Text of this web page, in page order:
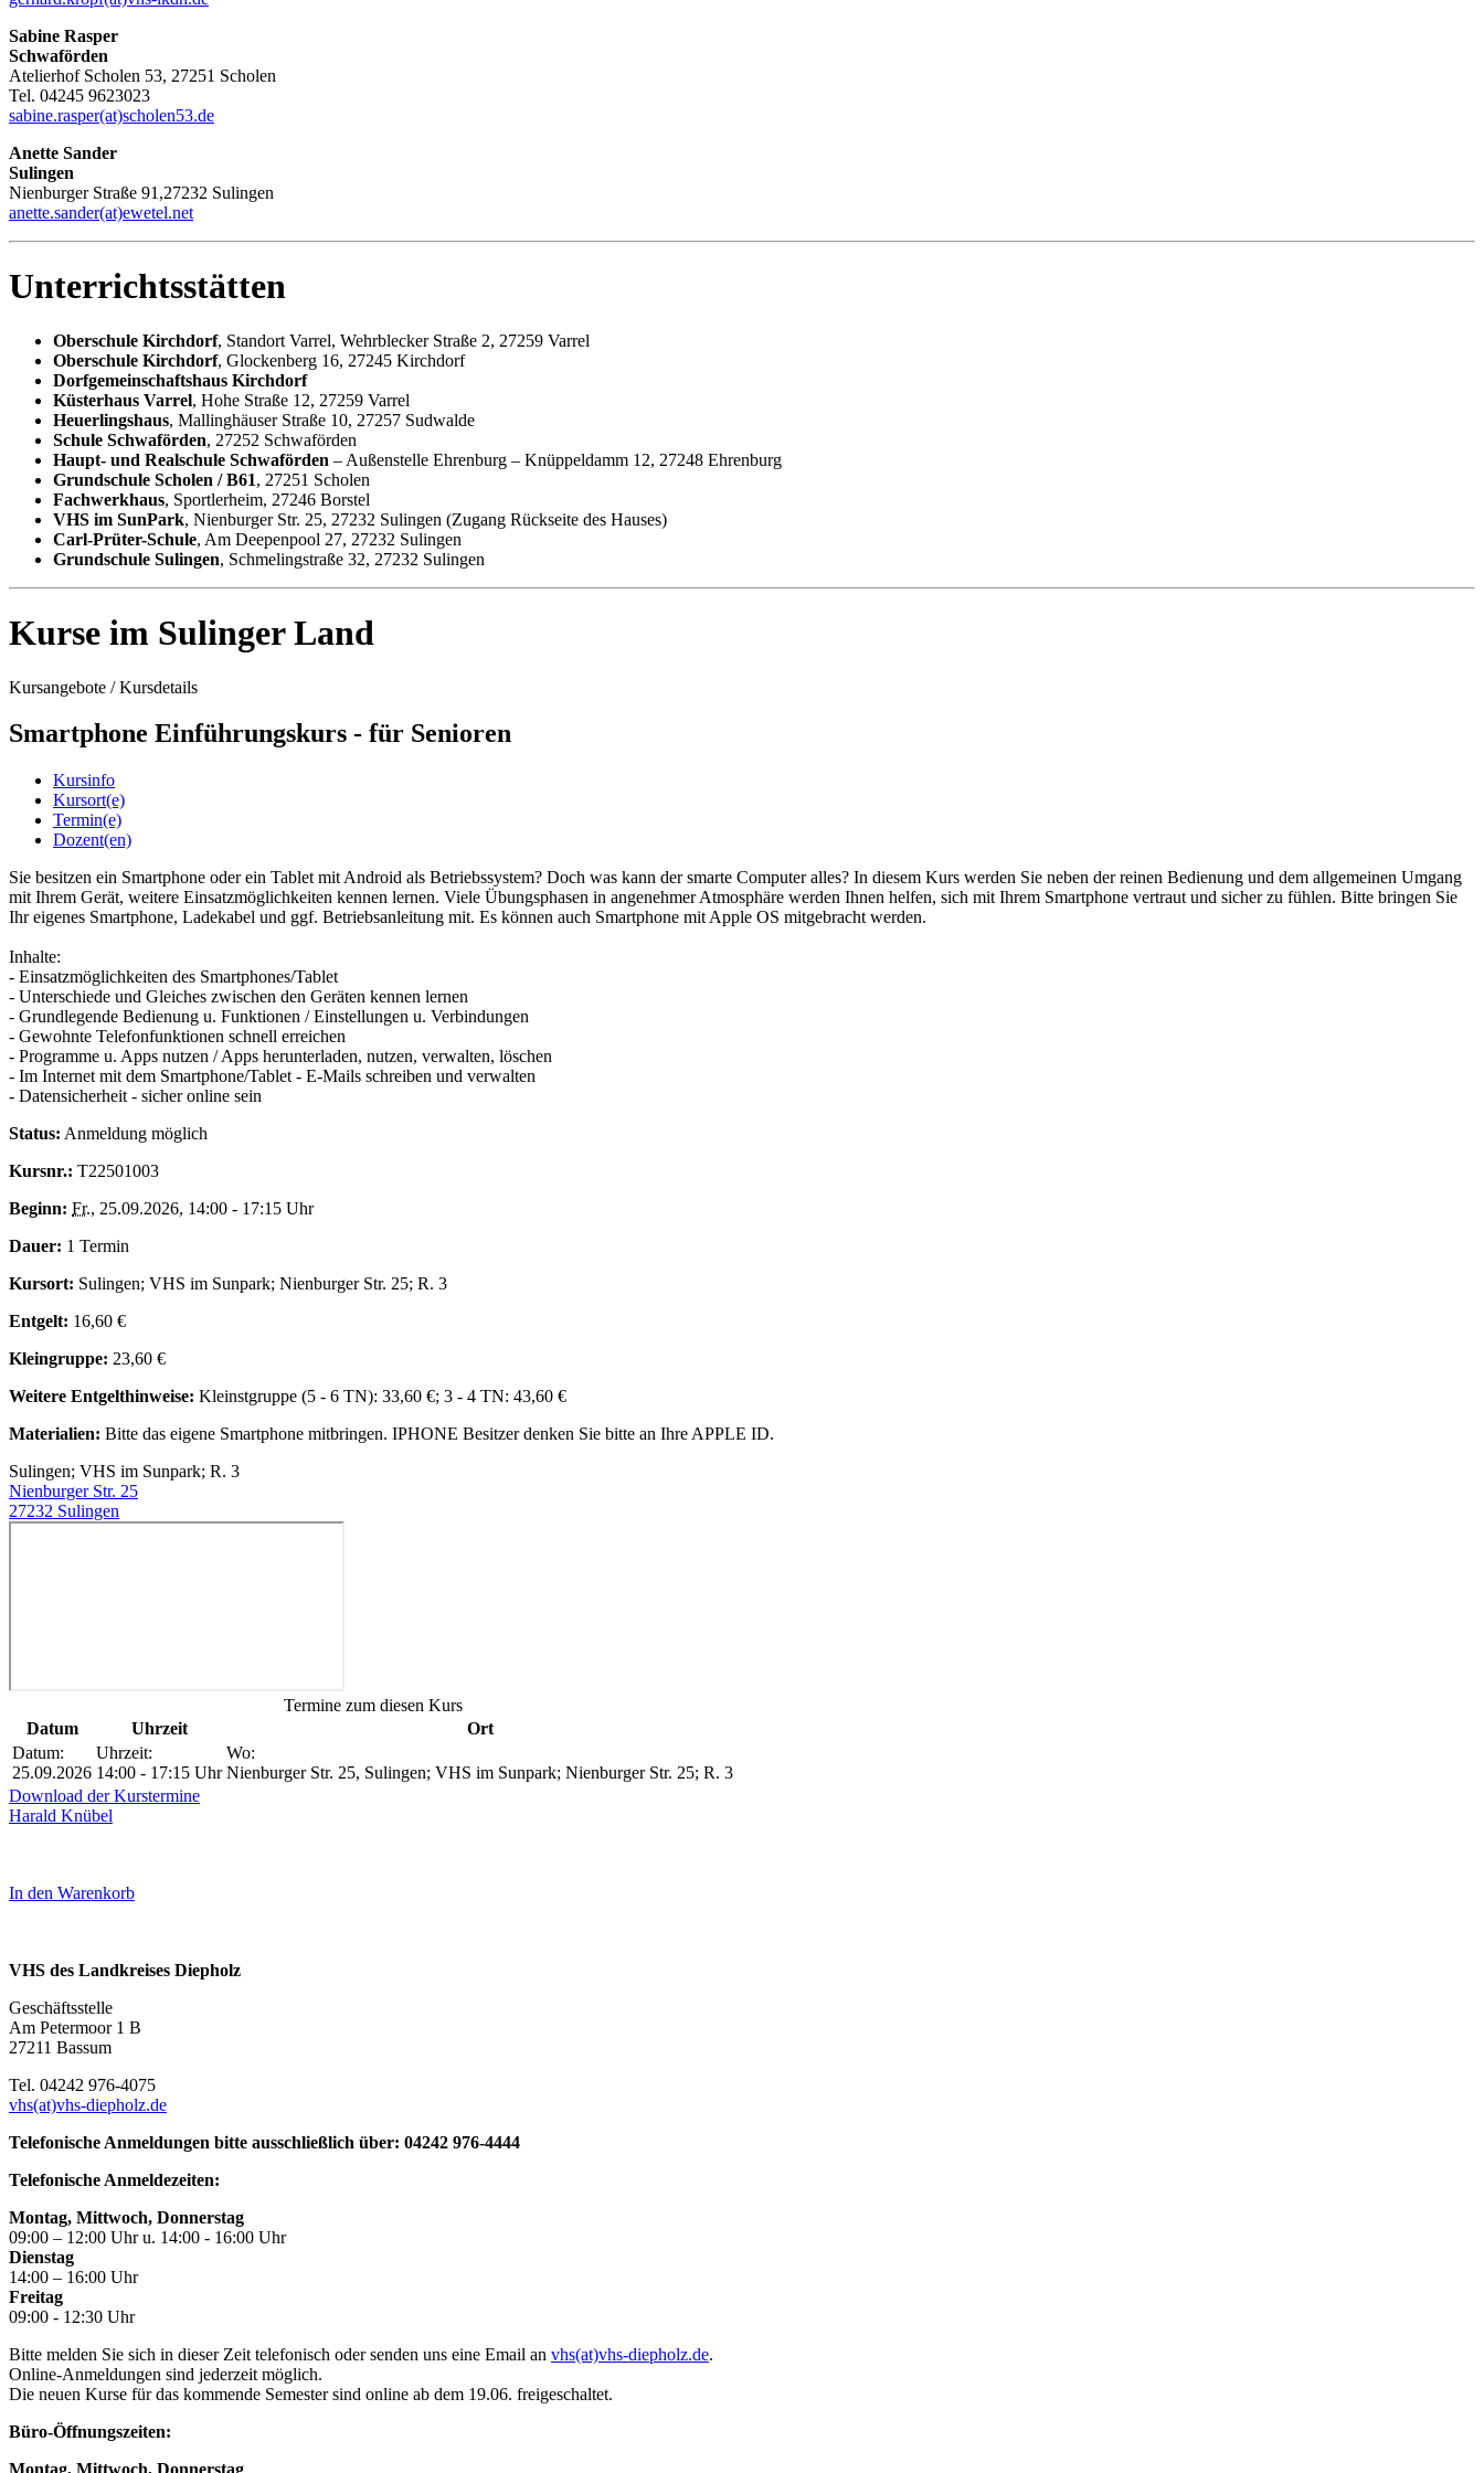
Sabine Rasper
Schwaförden
Atelierhof Scholen 53, 27251 Scholen
Tel. 04245 9623023
sabine.rasper(at)scholen53.de
Anette Sander
Sulingen
Nienburger Straße 91,27232 Sulingen
anette.sander(at)ewetel.net
Unterrichtsstätten
Oberschule Kirchdorf, Standort Varrel, Wehrblecker Straße 2, 27259 Varrel
Oberschule Kirchdorf, Glockenberg 16, 27245 Kirchdorf
Dorfgemeinschaftshaus Kirchdorf
Küsterhaus Varrel, Hohe Straße 12, 27259 Varrel
Heuerlingshaus, Mallinghäuser Straße 10, 27257 Sudwalde
Schule Schwaförden, 27252 Schwaförden
Haupt- und Realschule Schwaförden – Außenstelle Ehrenburg – Knüppeldamm 12, 27248 Ehrenburg
Grundschule Scholen / B61, 27251 Scholen
Fachwerkhaus, Sportlerheim, 27246 Borstel
VHS im SunPark, Nienburger Str. 25, 27232 Sulingen (Zugang Rückseite des Hauses)
Carl-Prüter-Schule, Am Deepenpool 27, 27232 Sulingen
Grundschule Sulingen, Schmelingstraße 32, 27232 Sulingen
Kurse im Sulinger Land
Kursangebote /Kursdetails
Smartphone Einführungskurs - für Senioren
Kursinfo
Kursort(e)
Termin(e)
Dozent(en)
Sie besitzen ein Smartphone oder ein Tablet mit Android als Betriebssystem? Doch was kann der smarte Computer alles? In diesem Kurs werden Sie neben der reinen Bedienung und dem allgemeinen Umgang
mit Ihrem Gerät, weitere Einsatzmöglichkeiten kennen lernen. Viele Übungsphasen in angenehmer Atmosphäre werden Ihnen helfen, sich mit Ihrem Smartphone vertraut und sicher zu fühlen. Bitte bringen Sie
Ihr eigenes Smartphone, Ladekabel und ggf. Betriebsanleitung mit. Es können auch Smartphone mit Apple OS mitgebracht werden.
Inhalte:
- Einsatzmöglichkeiten des Smartphones/Tablet
- Unterschiede und Gleiches zwischen den Geräten kennen lernen
- Grundlegende Bedienung u. Funktionen / Einstellungen u. Verbindungen
- Gewohnte Telefonfunktionen schnell erreichen
- Programme u. Apps nutzen / Apps herunterladen, nutzen, verwalten, löschen
- Im Internet mit dem Smartphone/Tablet - E-Mails schreiben und verwalten
- Datensicherheit - sicher online sein
Status: Anmeldung möglich
Kursnr.: T22501003
Beginn: Fr., 25.09.2026, 14:00 - 17:15 Uhr
Dauer: 1 Termin
Kursort: Sulingen; VHS im Sunpark; Nienburger Str. 25; R. 3
Entgelt: 16,60 €
Kleingruppe: 23,60 €
Weitere Entgelthinweise: Kleinstgruppe (5 - 6 TN): 33,60 €; 3 - 4 TN: 43,60 €
Materialien: Bitte das eigene Smartphone mitbringen. IPHONE Besitzer denken Sie bitte an Ihre APPLE ID.
Sulingen; VHS im Sunpark; R. 3
Nienburger Str. 25
27232 Sulingen
Termine zum diesen Kurs
Datum
Uhrzeit
Ort
Datum:
25.09.2026
Uhrzeit:
14:00 - 17:15 Uhr
Wo:
Nienburger Str. 25, Sulingen; VHS im Sunpark; Nienburger Str. 25; R. 3
Download der Kurstermine
Harald Knübel
In den Warenkorb
VHS des Landkreises Diepholz
Geschäftsstelle
Am Petermoor 1 B
27211 Bassum
Tel. 04242 976-4075
vhs(at)vhs-diepholz.de
Telefonische Anmeldungen bitte ausschließlich über: 04242 976-4444
Telefonische Anmeldezeiten:
Montag, Mittwoch, Donnerstag
09:00 – 12:00 Uhr u. 14:00 - 16:00 Uhr
Dienstag
14:00 – 16:00 Uhr
Freitag
09:00 - 12:30 Uhr
Bitte melden Sie sich in dieser Zeit telefonisch oder senden uns eine Email an vhs(at)vhs-diepholz.de.
Online-Anmeldungen sind jederzeit möglich.
Die neuen Kurse für das kommende Semester sind online ab dem 19.06. freigeschaltet.
Büro-Öffnungszeiten: